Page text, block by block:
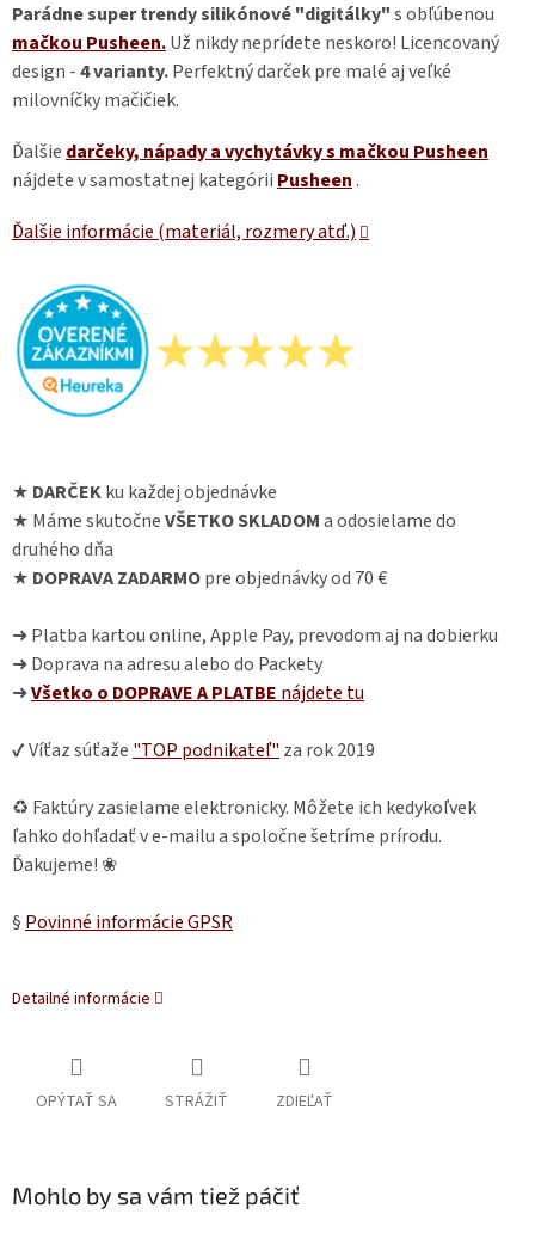
Parádne super trendy silikónové "digitálky"s obľúbenou
mačkou Pusheen.Už nikdy neprídete neskoro! Licencovaný
design -4 varianty.Perfektný darček pre malé aj veľké
milovníčky mačičiek.
Ďalšie darčeky, nápady a vychytávky s mačkou Pusheen
nájdete v samostatnej kategórii Pusheen .
Ďalšie informácie (materiál, rozmery atď.)
★ DARČEKku každej objednávke
★ Máme skutočneVŠETKO SKLADOMa odosielame do
druhého dňa
★ DOPRAVA ZADARMOpre objednávky od 70 €
➜ Platba kartou online, Apple Pay, prevodom aj na dobierku
➜ Doprava na adresu alebo do Packety
➜Všetko o DOPRAVE A PLATBE nájdete tu
✔ Víťaz súťaže "TOP podnikateľ" za rok 2019
♻ Faktúry zasielame elektronicky. Môžete ich kedykoľvek
ľahko dohľadať v e-mailu a spoločne šetríme prírodu.
Ďakujeme! ❀
§ Povinné informácie GPSR
Detailné informácie
OPÝTAŤ SA STRÁŽIŤ ZDIEĽAŤ
Mohlo by sa vám tiež páčiť